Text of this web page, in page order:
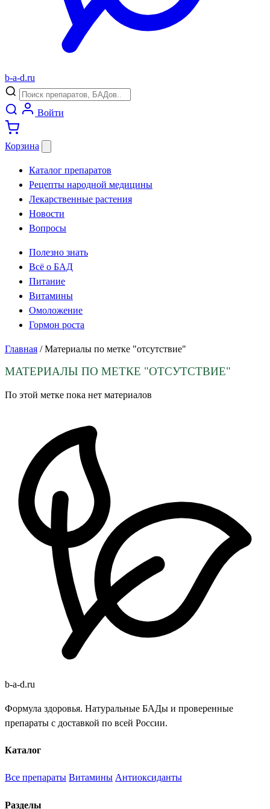
b-a-d.ru
Войти
Корзина
Каталог препаратов
Рецепты народной медицины
Лекарственные растения
Новости
Вопросы
Полезно знать
Всё о БАД
Питание
Витамины
Омоложение
Гормон роста
Главная / Материалы по метке "отсутствие"
МАТЕРИАЛЫ ПО МЕТКЕ "ОТСУТСТВИЕ"
По этой метке пока нет материалов
b-a-d.ru
Формула здоровья. Натуральные БАДы и проверенные
препараты с доставкой по всей России.
Каталог
Все препараты Витамины Антиоксиданты
Разделы